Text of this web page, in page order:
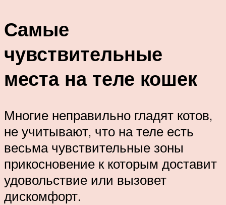
Самые
чувствительные
места на теле кошек
Многие неправильно гладят котов,
не учитывают, что на теле есть
весьма чувствительные зоны
прикосновение к которым доставит
удовольствие или вызовет
дискомфорт.